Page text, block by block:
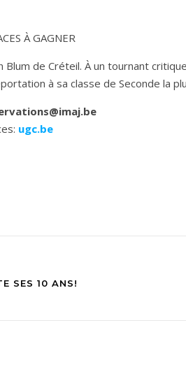
À GAGNER
Blum de Créteil. À un tournant
à sa classe de Seconde la
ugc.be
SES 10 ANS!